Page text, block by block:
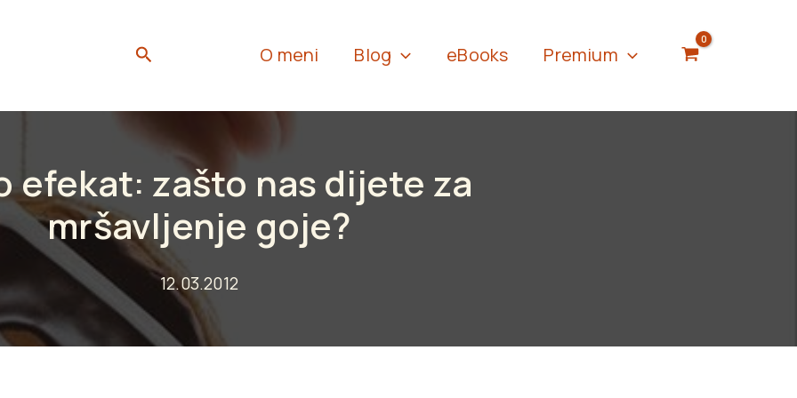
Search O meni Blog eBooks Premium
efekat: zašto nas dijete za
mršavljenje goje?
12.03.2012